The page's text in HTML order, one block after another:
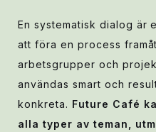
En systematisk dialog
att föra en process
arbetsgrupper och
användas smart och
konkreta. Future Café
alla typer av teman,